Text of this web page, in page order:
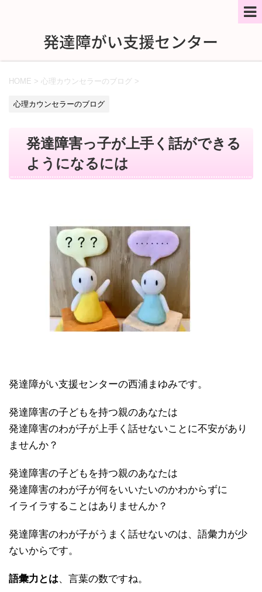
HOME > 心理カウンセラーのブログ >
心理カウンセラーのブログ
発達障害っ子が上手く話ができる
ようになるには
発達障がい支援センターの西浦まゆみです。
発達障害の子どもを持つ親のあなたは
発達障害のわが子が上手く話せないことに不安があり
ませんか？
発達障害の子どもを持つ親のあなたは
発達障害のわが子が何をいいたいのかわからずに
イライラすることはありませんか？
発達障害のわが子がうまく話せないのは、語彙力が少
ないからです。
語彙力とは、言葉の数ですね。